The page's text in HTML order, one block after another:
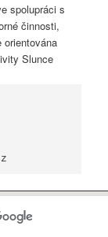
spolupráci s
činnosti,
Slunce